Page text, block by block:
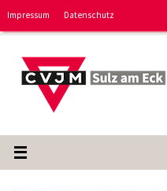
Impressum Datenschutz